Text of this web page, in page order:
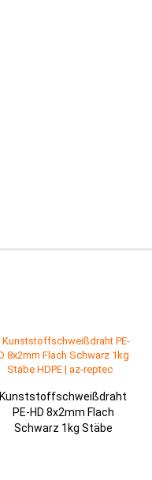
Kunststoffschweißdraht
PE-HD 8x2mm Flach
Schwarz 1kg Stäbe